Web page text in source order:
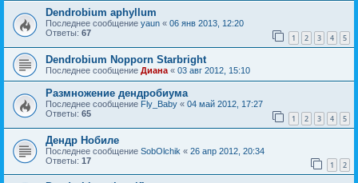
Dendrobium aphyllum
Последнее сообщение yaun « 06 янв 2013, 12:20
Ответы: 67 1 2 3 4 5
Dendrobium Nopporn Starbright
Последнее сообщение Диана « 03 авг 2012, 15:10
Размножение дендробиума
Последнее сообщение Fly_Baby « 04 май 2012, 17:27
Ответы: 65 1 2 3 4 5
Дендр Нобиле
Последнее сообщение SobOlchik « 26 апр 2012, 20:34
Ответы: 17 1 2